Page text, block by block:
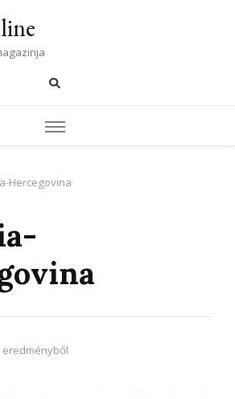
Hercegovina
eredményből